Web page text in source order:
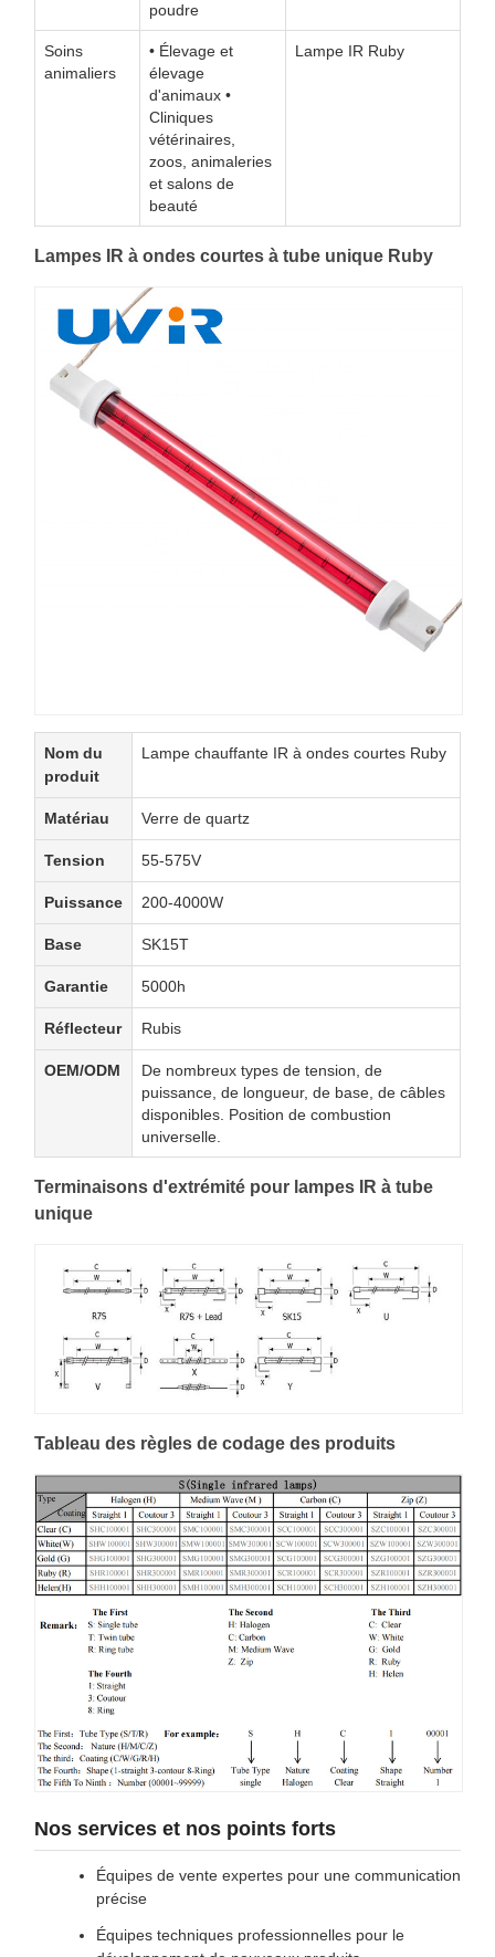
poudre
Soins
animaliers
• Élevage et
élevage
d'animaux •
Cliniques
vétérinaires,
zoos, animaleries
et salons de
beauté
Lampe IR Ruby
Lampes IR à ondes courtes à tube unique Ruby
Nom du
produit
Lampe chauffante IR à ondes courtes Ruby
Matériau Verre de quartz
Tension 55-575V
Puissance 200-4000W
Base SK15T
Garantie 5000h
Réflecteur Rubis
OEM/ODM
De nombreux types de tension, de
puissance, de longueur, de base, de câbles
disponibles. Position de combustion
universelle.
Terminaisons d'extrémité pour lampes IR à tube
unique
Tableau des règles de codage des produits
Nos services et nos points forts
Équipes de vente expertes pour une communication
précise
Équipes techniques professionnelles pour le